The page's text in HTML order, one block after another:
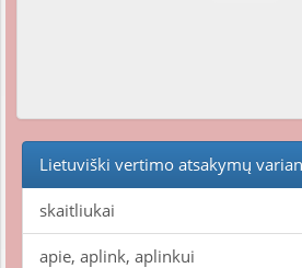
Lietuviški vertimo atsakymų
skaitliukai
apie, aplink, aplinkui